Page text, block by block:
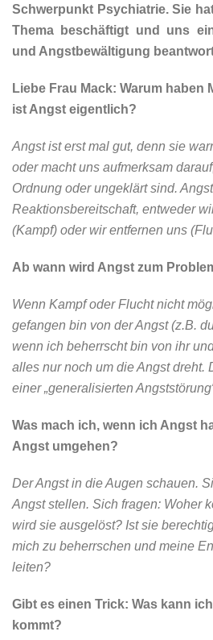
Schwerpunkt Psychiatrie. Sie
Thema beschäftigt und uns
und Angstbewältigung
Liebe Frau Mack: Warum haben
ist Angst eigentlich?
Angst ist erst mal gut, denn sie
oder macht uns aufmerksam
Ordnung oder ungeklärt sind.
Reaktionsbereitschaft, entweder
(Kampf) oder wir entfernen uns
Ab wann wird Angst zum
Wenn Kampf oder Flucht nicht
gefangen bin von der Angst (z.B.
wenn ich beherrscht bin von ihr
alles nur noch um die Angst dreht.
einer „generalisierten
Was mach ich, wenn ich Angst
Angst umgehen?
Der Angst in die Augen schauen.
Angst stellen. Sich fragen: Woher
wird sie ausgelöst? Ist sie
mich zu beherrschen und meine
leiten?
Gibt es einen Trick: Was kann
kommt?